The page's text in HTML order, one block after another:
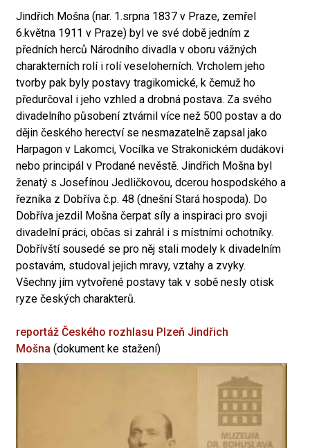
Jindřich Mošna (nar. 1.srpna 1837 v Praze, zemřel
6.května 1911 v Praze) byl ve své době jedním z
předních herců Národního divadla v oboru vážných
charakterních rolí i rolí veseloherních. Vrcholem jeho
tvorby pak byly postavy tragikomické, k čemuž ho
předurčoval i jeho vzhled a drobná postava. Za svého
divadelního působení ztvárnil více než 500 postav a do
dějin českého herectví se nesmazatelně zapsal jako
Harpagon v Lakomci, Vocílka ve Strakonickém dudákovi
nebo principál v Prodané nevěstě. Jindřich Mošna byl
ženatý s Josefínou Jedličkovou, dcerou hospodského a
řezníka z Dobříva č.p. 48 (dnešní Stará hospoda). Do
Dobříva jezdil Mošna čerpat síly a inspiraci pro svoji
divadelní práci, občas si zahrál i s místními ochotníky.
Dobřívští sousedé se pro něj stali modely k divadelním
postavám, studoval jejich mravy, vztahy a zvyky.
Všechny jím vytvořené postavy tak v sobě nesly otisk
ryze českých charakterů.
reportáž Českého rozhlasu Plzeň Jindřich
Mošna (dokument ke stažení)